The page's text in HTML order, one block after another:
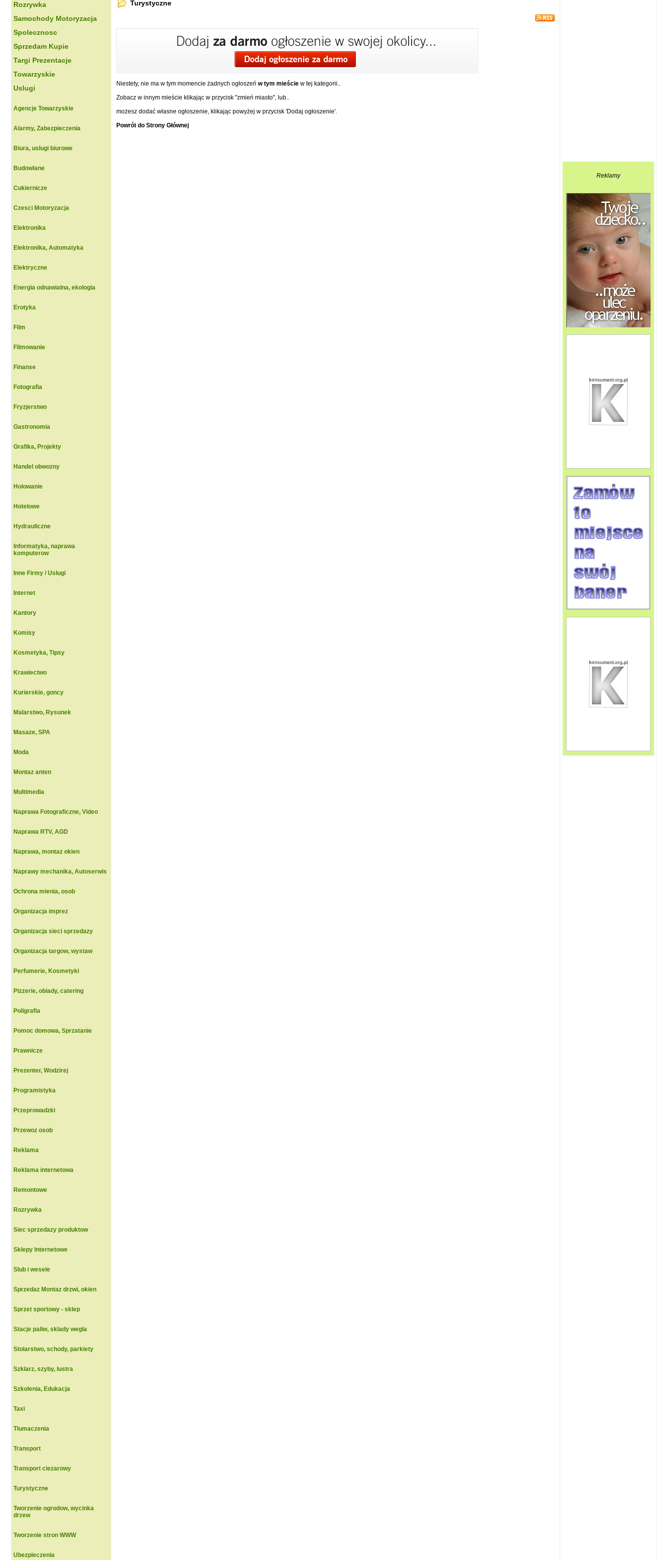
Rozrywka
Samochody Motoryzacja
Spolecznosc
Sprzedam Kupie
Targi Prezentacje
Towarzyskie
Uslugi
Agencje Towarzyskie
Alarmy, Zabezpieczenia
Biura, uslugi biurowe
Budowlane
Cukiernicze
Czesci Motoryzacja
Elektronika
Elektronika, Automatyka
Elektryczne
Energia odnawialna, ekologia
Erotyka
Film
Filmowanie
Finanse
Fotografia
Fryzjerstwo
Gastronomia
Grafika, Projekty
Handel obwozny
Holowanie
Hotelowe
Hydrauliczne
Informatyka, naprawa
komputerow
Inne Firmy / Uslugi
Internet
Kantory
Komisy
Kosmetyka, Tipsy
Krawiectwo
Kurierskie, goncy
Malarstwo, Rysunek
Masaze, SPA
Moda
Montaz anten
Multimedia
Naprawa Fotograficzne, Video
Naprawa RTV, AGD
Naprawa, montaz okien
Naprawy mechanika, Autoserwis
Ochrona mienia, osob
Organizacja imprez
Organizacja sieci sprzedazy
Organizacja targow, wystaw
Perfumerie, Kosmetyki
Pizzerie, obiady, catering
Poligrafia
Pomoc domowa, Sprzatanie
Prawnicze
Prezenter, Wodzirej
Programistyka
Przeprowadzki
Przewoz osob
Reklama
Reklama internetowa
Remontowe
Rozrywka
Siec sprzedazy produktow
Sklepy Internetowe
Slub i wesele
Sprzedaz Montaz drzwi, okien
Sprzet sportowy - sklep
Stacje paliw, sklady wegla
Stolarstwo, schody, parkiety
Szklarz, szyby, lustra
Szkolenia, Edukacja
Taxi
Tlumaczenia
Transport
Transport ciezarowy
Turystyczne
Tworzenie ogrodow, wycinka
drzew
Tworzenie stron WWW
Ubezpieczenia
Turystyczne
Niestety, nie ma w tym momencie żadnych ogłoszeń w tym mieście w tej kategorii..
Zobacz w innym mieście klikając w przycisk "zmień miasto", lub..
możesz dodać własne ogłoszenie, klikając powyżej w przycisk 'Dodaj ogłoszenie'.
Powrót do Strony Głównej
Reklamy